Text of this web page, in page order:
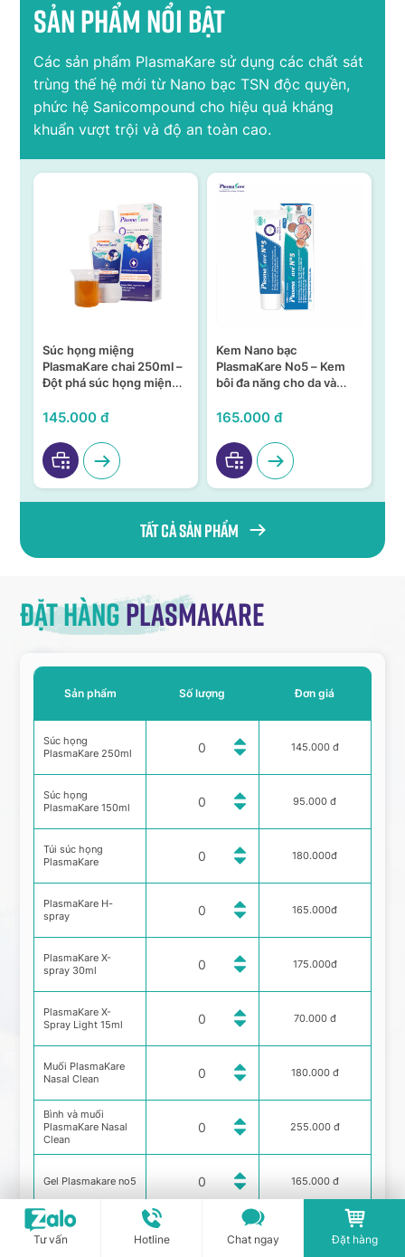
Sản phẩm nổi bật
Các sản phẩm PlasmaKare sử dụng các chất sát
trùng thế hệ mới từ Nano bạc TSN độc quyền,
phức hệ Sanicompound cho hiệu quả kháng
khuẩn vượt trội và độ an toàn cao.
chai 250ml –
họng miệng
Kem Nano bạc
PlasmaKare No5 – Kem
bôi đa năng cho da và
165.000 đ
SÚC HỌNG MIỆNG
PLASMAKARE CHAI
150ML – KHÁNG
VIÊM TẠI HỌNG
95.000 đ
Tất cả sản phẩm
Đặt hàngPlasmakare
Sản phẩm
Súc họng
PlasmaKare 250ml
Súc họng
PlasmaKare 150ml
Túi súc họng
PlasmaKare
PlasmaKare H-
spray
PlasmaKare X-
spray 30ml
PlasmaKare X-
Spray Light 15ml
Muối PlasmaKare
Nasal Clean
Bình và muối
PlasmaKare Nasal
Clean
Gel Plasmakare no5
Số lượng Đơn giá
145.000 đ
95.000 đ
180.000đ
165.000đ
175.000đ
70.000 đ
180.000 đ
255.000 đ
165.000 đ
Tư vấn Hotline Chat ngay Đặt hàng